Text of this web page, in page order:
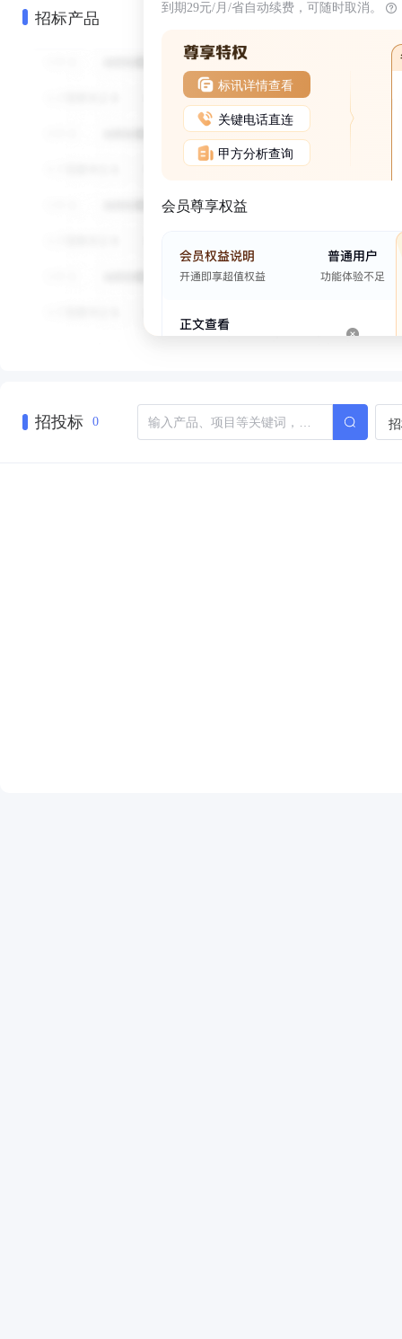
招标产品 到期29元/月/省自动续费，可随时取消。
标讯详情查看
关键电话直连
甲方分析查询
会员尊享权益
招投标 0